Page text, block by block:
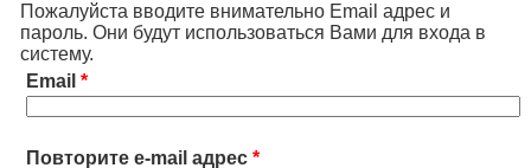
Пожалуйста вводите внимательно Email адрес и
пароль. Они будут использоваться Вами для входа в
систему.
Email *
Повторите e-mail адрес *